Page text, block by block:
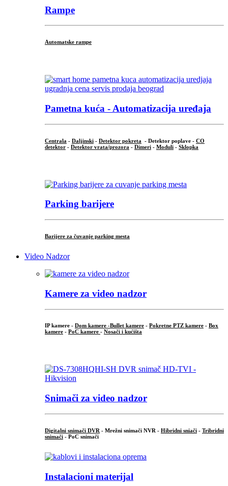
Rampe
Automatske rampe
Pametna kuća - Automatizacija uređaja
Centrala - Daljinski - Detektor pokreta - Detektor poplave - CO
detektor - Detektor vrata/prozora - Dimeri - Moduli - Sklopka
Parking barijere
Barijere za čuvanje parking mesta
Video Nadzor
Kamere za video nadzor
IP kamere - Dom kamere -Bullet kamere - Pokretne PTZ kamere - Box
kamere - PoC kamere - Nosači i kućišta
Snimači za video nadzor
Digitalni snimači DVR - Mrežni snimači NVR - Hibridni sniači - Tribridni
snimači - PoC snimači
Instalacioni materijal